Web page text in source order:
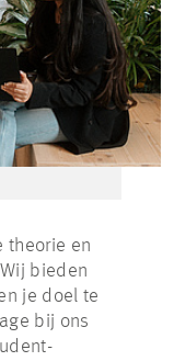
theorie en
bieden
je doel te
bij ons